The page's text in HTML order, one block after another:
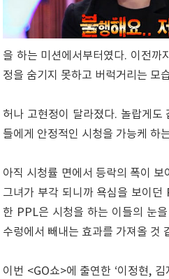
을 하는 미션에서부터였다. 이전까
정을 숨기지 못하고 버럭거리는 모
허나 고현정이 달라졌다. 놀랍게
들에게 안정적인 시청을 가능케 하
아직 시청률 면에서 등락의 폭이
그녀가 부각 되니까 욕심을 보이던
한 PPL은 시청을 하는 이들의 눈
수렁에서 빼내는 효과를 가져올 것
이번 <GO쇼>에 출연한 ‘이정현,